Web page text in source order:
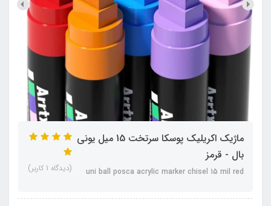
ماژیک اکریلیک پوسکا سرتخت 15 میل یونی
بال - قرمز
uni ball posca acrylic marker chisel 15 mil red (دیدگاه 1 کاربر)